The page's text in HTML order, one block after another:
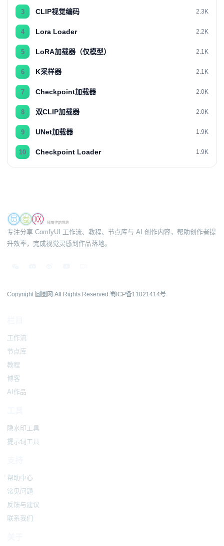
3 CLIP视觉编码 2.3K
4 Lora Loader 2.2K
5 LoRA加载器（仅模型） 2.1K
6 K采样器 2.1K
7 Checkpoint加载器 2.0K
8 双CLIP加载器 2.0K
9 UNet加载器 1.9K
10 Checkpoint Loader 1.9K
专注分享 ComfyUI 工作流、教程、节点库与 AI 创作内容，帮助创作者提
升效率，完成视觉灵感到作品落地。
Copyright 圆圈网 All Rights Reserved 蜀ICP备11021414号
工作流
节点库
教程
博客
AI作品
隐水印工具
提示词工具
帮助中心
常见问题
反馈与建议
联系我们